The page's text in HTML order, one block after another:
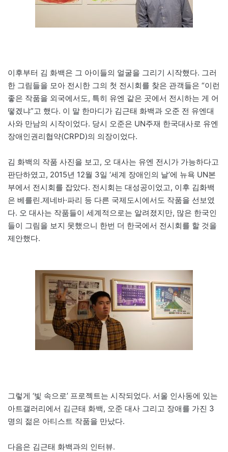
이후부터 김 화백은 그 아이들의 얼굴을 그리기 시작했다. 그러
한 그림들을 모아 전시한 그의 첫 전시회를 찾은 관객들은 “이런
좋은 작품을 외국에서도, 특히 유엔 같은 곳에서 전시하는 게 어
떻겠냐”고 했다. 이 말 한마디가 김근태 화백과 오준 전 유엔대
사와 만남의 시작이었다. 당시 오준은 UN주재 한국대사로 유엔
장애인권리협약(CRPD)의 의장이었다.
김 화백의 작품 사진을 보고, 오 대사는 유엔 전시가 가능하다고
판단하였고, 2015년 12월 3일 ‘세계 장애인의 날’에 뉴욕 UN본
부에서 전시회를 잡았다. 전시회는 대성공이었고, 이후 김화백
은 베를린.제네바·파리 등 다른 국제도시에서도 작품을 선보였
다. 오 대사는 작품들이 세계적으로는 알려졌지만, 많은 한국인
들이 그림을 보지 못했으니 한번 더 한국에서 전시회를 할 것을
제안했다.
그렇게 ‘빛 속으로’ 프로젝트는 시작되었다. 서울 인사동에 있는
아트갤러리에서 김근태 화백, 오준 대사 그리고 장애를 가진 3
명의 젊은 아티스트 작품을 만났다.
다음은 김근태 화백과의 인터뷰.